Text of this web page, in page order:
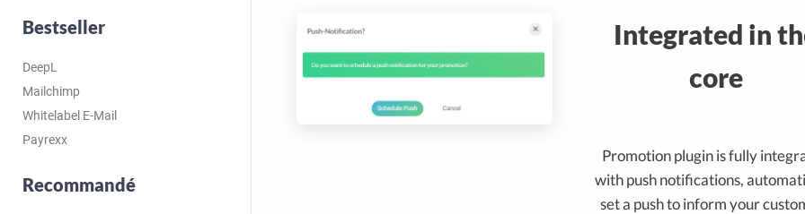
Bestseller
DeepL
Mailchimp
Whitelabel E-Mail
Payrexx
Recommandé
Integrated in
core
Promotion plugin is fully
with push notifications,
set a push to inform your